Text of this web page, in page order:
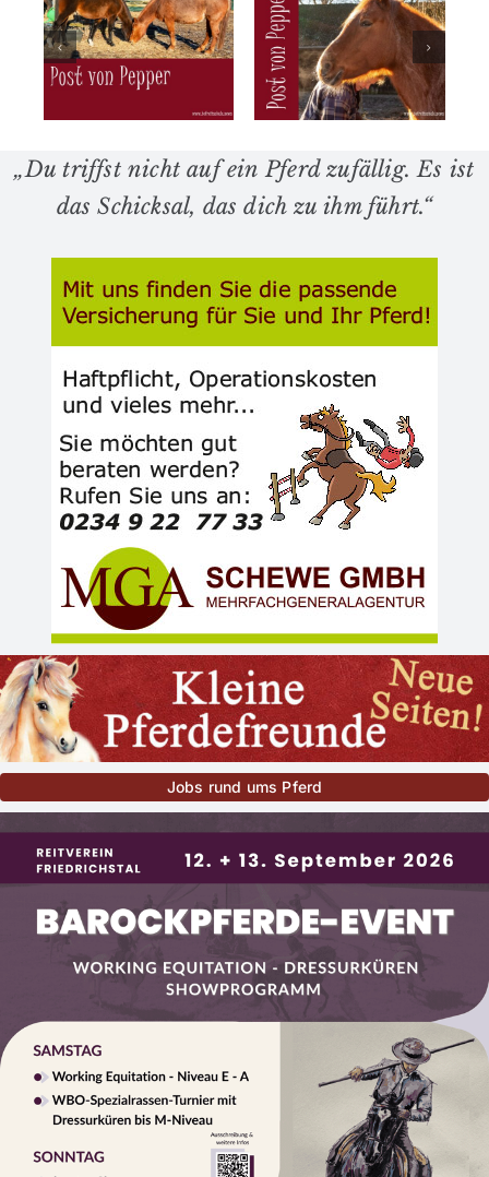
Ein Pferd
zum
Tjosten
Nicht
verzagen,
Stöckchen
tragen
„Du triffst nicht auf ein Pferd zufällig. Es ist
das Schicksal, das dich zu ihm führt.“
Jobs rund ums Pferd